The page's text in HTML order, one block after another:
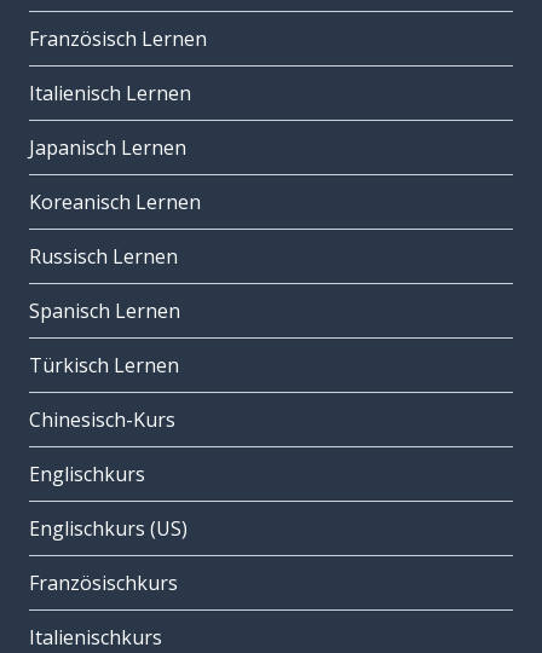
Französisch Lernen
Italienisch Lernen
Japanisch Lernen
Koreanisch Lernen
Russisch Lernen
Spanisch Lernen
Türkisch Lernen
Chinesisch-Kurs
Englischkurs
Englischkurs (US)
Französischkurs
Italienischkurs